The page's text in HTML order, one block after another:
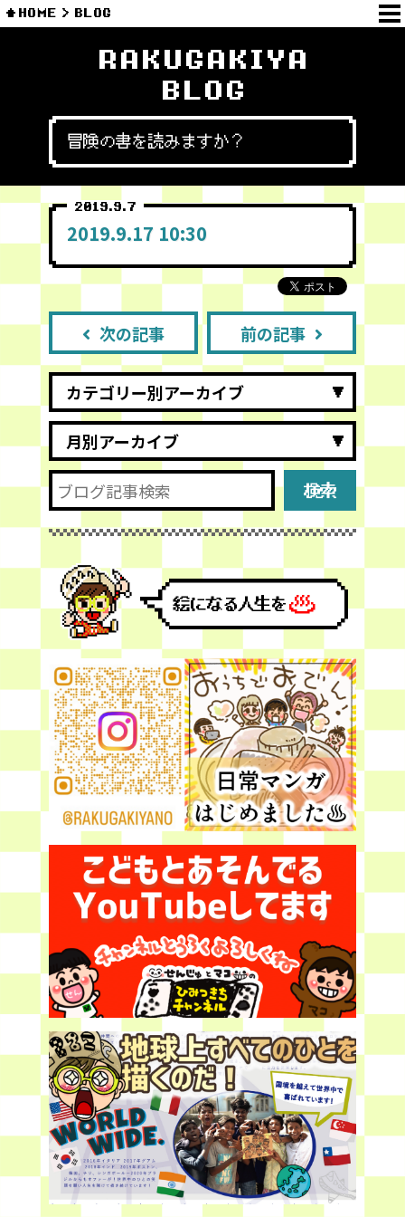
HOME BLOG
RAKUGAKIYA
BLOG
冒険の書を読みますか？
2019.9.7
2019.9.17 10:30
次の記事 前の記事